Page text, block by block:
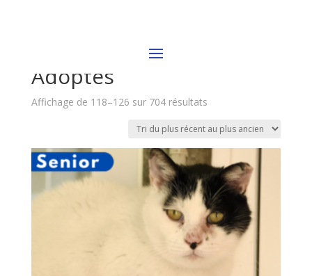
/ Page 14
Adoptés
Affichage de 118–126 sur 704 résultatsTrié
plus
récent
au
plus
ancien